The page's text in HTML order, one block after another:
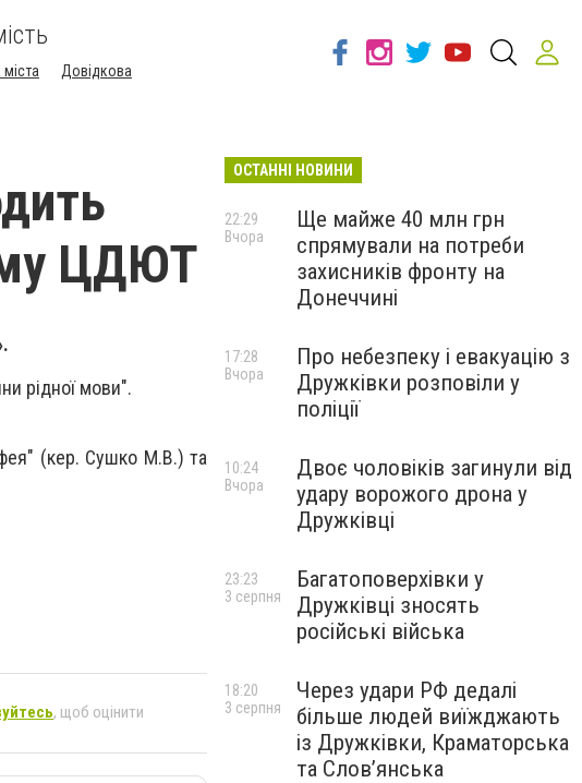
міста Довідкова
ЦДЮТ
рідної мови".
(кер. Сушко М.В.) та
, щоб оцінити
ОСТАННІ НОВИНИ
Ще майже 40 млн грн
спрямували на потреби
захисників фронту на
Донеччині
22:29
Вчора
Про небезпеку і евакуацію з
Дружківки розповіли у
поліції
17:28
Вчора
Двоє чоловіків загинули від
удару ворожого дрона у
Дружківці
10:24
Вчора
Багатоповерхівки у
Дружківці зносять
російські війська
23:23
3 серпня
Через удари РФ дедалі
більше людей виїжджають
із Дружківки, Краматорська
та Слов’янська
18:20
3 серпня